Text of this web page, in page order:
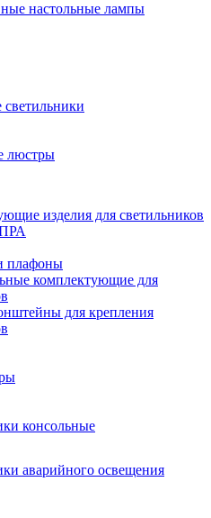
настольные лампы
люстры
изделия для светильников
плафоны
комплектующие для
для крепления
консольные
аварийного освещения